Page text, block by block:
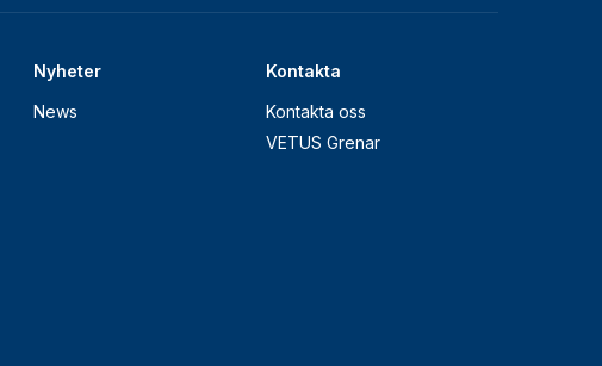
Nyheter
News
Kontakta
Kontakta oss
VETUS Grenar